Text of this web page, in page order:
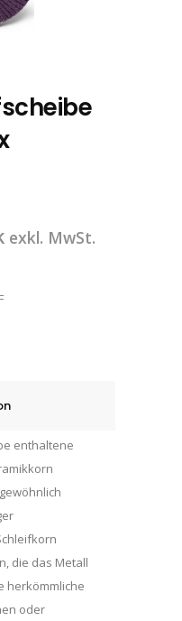
exkl. MwSt.
enthaltene
die das Metall
herkömmliche
oder